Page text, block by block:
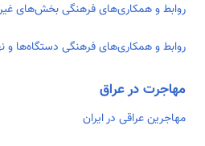
روابط و همکاری‌های فرهنگی بخش‌های
روابط و همکاری‌های فرهنگی دستگاه‌ها و
مهاجرت در عراق
مهاجرین عراقی در ایران